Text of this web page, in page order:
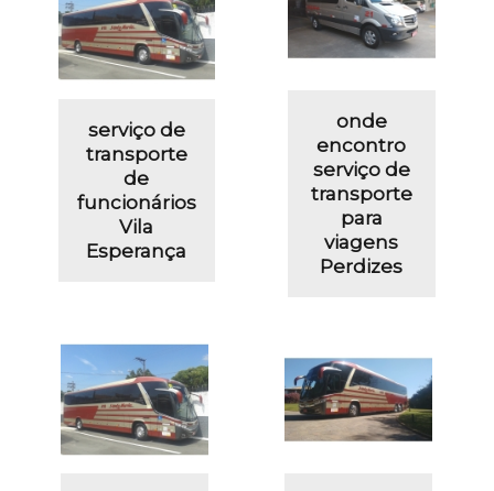
serviço de
transporte
de
funcionários
Vila
Esperança
onde
encontro
serviço de
transporte
para
viagens
Perdizes